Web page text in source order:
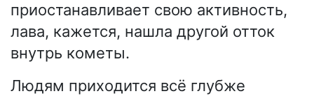
приостанавливает свою активность,
лава, кажется, нашла другой отток
внутрь кометы.
Людям приходится всё глубже